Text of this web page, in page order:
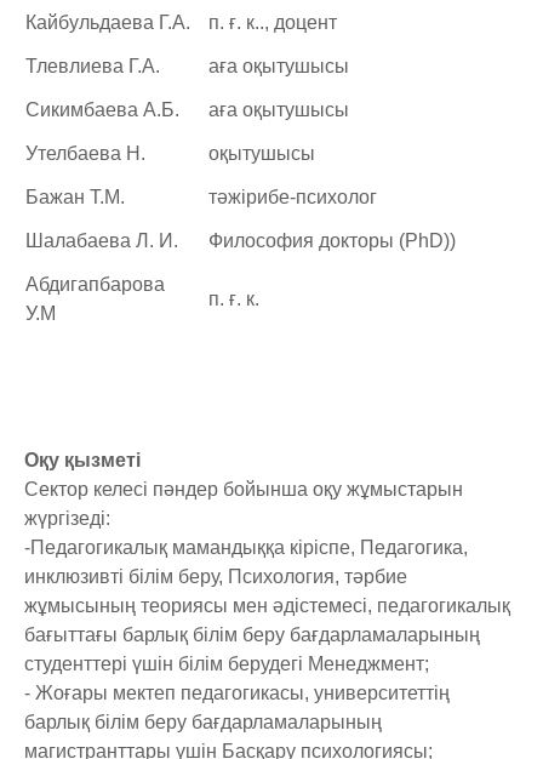
Кайбульдаева Г.А. п. ғ. к.., доцент
Тлевлиева Г.А. аға оқытушысы
Сикимбаева А.Б. аға оқытушысы
Утелбаева Н. оқытушысы
Бажан Т.М. тәжірибе-психолог
Шалабаева Л. И. Философия докторы (PhD))
Абдигапбарова
У.М
п. ғ. к.
Оқу қызметі
Сектор келесі пәндер бойынша оқу жұмыстарын
жүргізеді:
-Педагогикалық мамандыққа кіріспе, Педагогика,
инклюзивті білім беру, Психология, тәрбие
жұмысының теориясы мен әдістемесі, педагогикалық
бағыттағы барлық білім беру бағдарламаларының
студенттері үшін білім берудегі Менеджмент;
- Жоғары мектеп педагогикасы, университеттің
барлық білім беру бағдарламаларының
магистранттары үшін Басқару психологиясы;